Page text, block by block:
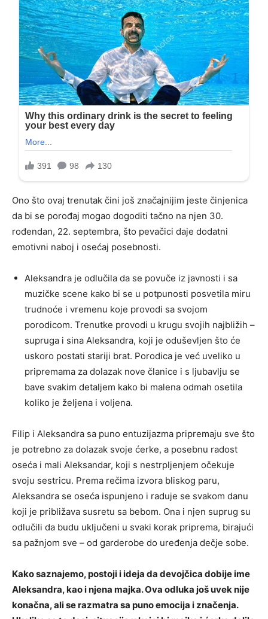
Ono što ovaj trenutak čini još značajnijim jeste činjenica
da bi se porođaj mogao dogoditi tačno na njen 30.
rođendan, 22. septembra, što pevačici daje dodatni
emotivni naboj i osećaj posebnosti.
Aleksandra je odlučila da se povuče iz javnosti i sa
muzičke scene kako bi se u potpunosti posvetila miru
trudnoće i vremenu koje provodi sa svojom
porodicom. Trenutke provodi u krugu svojih najbližih –
supruga i sina Aleksandra, koji je oduševljen što će
uskoro postati stariji brat. Porodica je već uveliko u
pripremama za dolazak nove članice i s ljubavlju se
bave svakim detaljem kako bi malena odmah osetila
koliko je željena i voljena.
Filip i Aleksandra sa puno entuzijazma pripremaju sve što
je potrebno za dolazak svoje ćerke, a posebnu radost
oseća i mali Aleksandar, koji s nestrpljenjem očekuje
svoju sestricu. Prema rečima izvora bliskog paru,
Aleksandra se oseća ispunjeno i raduje se svakom danu
koji je približava susretu sa bebom. Ona i njen suprug su
odlučili da budu uključeni u svaki korak priprema, birajući
sa pažnjom sve – od garderobe do uređenja dečje sobe.
Kako saznajemo, postoji i ideja da devojčica dobije ime
Aleksandra, kao i njena majka. Ova odluka još uvek nije
konačna, ali se razmatra sa puno emocija i značenja.